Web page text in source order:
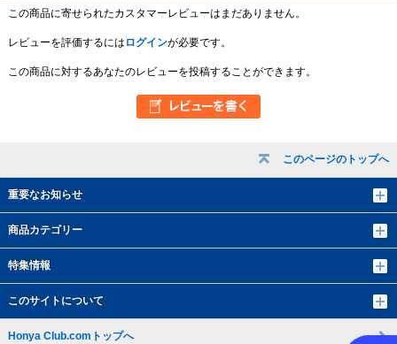
このページのトップへ
重要なお知らせ
商品カテゴリー
特集情報
このサイトについて
この商品に寄せられたカスタマーレビューはまだありません。
レビューを評価するには ログインが必要です。
この商品に対するあなたのレビューを投稿することができます。
Honya Club.comトップへ